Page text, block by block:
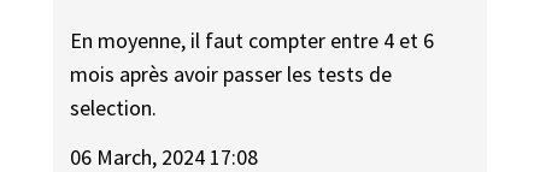
En moyenne, il faut compter entre 4 et 6
mois après avoir passer les tests de
selection.
06 March, 2024 17:08